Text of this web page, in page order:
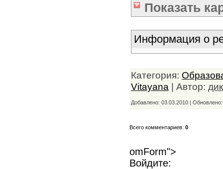
Показать
Информация о
Категория:
Vitayana | Автор:
Добавлено: 03.03.2010 |
Всего комментариев: 0
omForm">
Войдите: